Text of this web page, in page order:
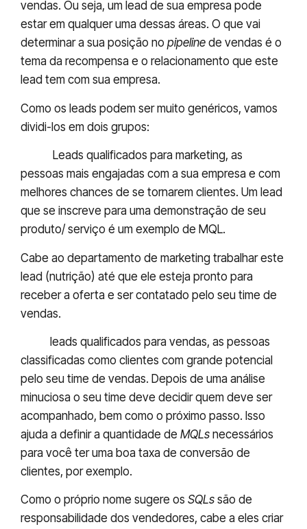
vendas. Ou seja, um lead de sua empresa pode
estar em qualquer uma dessas áreas. O que vai
determinar a sua posição no pipeline de vendas é o
tema da recompensa e o relacionamento que este
lead tem com sua empresa.
Como os leads podem ser muito genéricos, vamos
dividi-los em dois grupos:
Leads qualificados para marketing, as
pessoas mais engajadas com a sua empresa e com
melhores chances de se tornarem clientes. Um lead
que se inscreve para uma demonstração de seu
produto/ serviço é um exemplo de MQL.
Cabe ao departamento de marketing trabalhar este
lead (nutrição) até que ele esteja pronto para
receber a oferta e ser contatado pelo seu time de
vendas.
leads qualificados para vendas, as pessoas
classificadas como clientes com grande potencial
pelo seu time de vendas. Depois de uma análise
minuciosa o seu time deve decidir quem deve ser
acompanhado, bem como o próximo passo. Isso
ajuda a definir a quantidade de MQLs necessários
para você ter uma boa taxa de conversão de
clientes, por exemplo.
Como o próprio nome sugere os SQLs são de
responsabilidade dos vendedores, cabe a eles criar